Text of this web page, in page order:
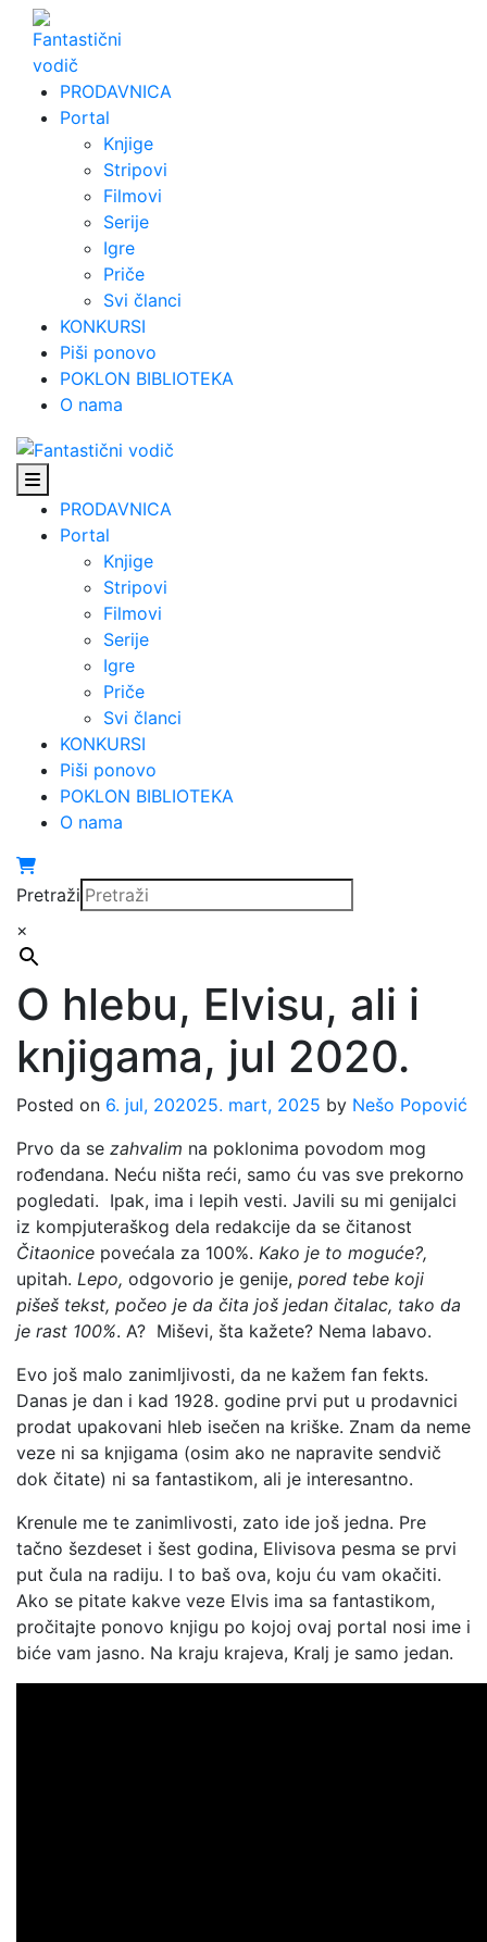
Skip
content
PRODAVNICA
Portal
Knjige
Stripovi
Filmovi
Serije
Igre
Priče
Svi članci
KONKURSI
Piši ponovo
POKLON BIBLIOTEKA
O nama
PRODAVNICA
Portal
Knjige
Stripovi
Filmovi
Serije
Igre
Priče
Svi članci
KONKURSI
Piši ponovo
POKLON BIBLIOTEKA
O nama
Pretraži
×
O hlebu, Elvisu, ali i
knjigama, jul 2020.
Posted on 6. jul, 202025. mart, 2025 by Nešo Popović
Prvo da se zahvalim na poklonima povodom mog
rođendana. Neću ništa reći, samo ću vas sve prekorno
pogledati. Ipak, ima i lepih vesti. Javili su mi genijalci
iz kompjuteraškog dela redakcije da se čitanost
Čitaonice povećala za 100%. Kako je to moguće?,
upitah. Lepo, odgovorio je genije, pored tebe koji
pišeš tekst, počeo je da čita još jedan čitalac, tako da
je rast 100%. A? Miševi, šta kažete? Nema labavo.
Evo još malo zanimljivosti, da ne kažem fan fekts.
Danas je dan i kad 1928. godine prvi put u prodavnici
prodat upakovani hleb isečen na kriške. Znam da neme
veze ni sa knjigama (osim ako ne napravite sendvič
dok čitate) ni sa fantastikom, ali je interesantno.
Krenule me te zanimlivosti, zato ide još jedna. Pre
tačno šezdeset i šest godina, Elivisova pesma se prvi
put čula na radiju. I to baš ova, koju ću vam okačiti.
Ako se pitate kakve veze Elvis ima sa fantastikom,
pročitajte ponovo knjigu po kojoj ovaj portal nosi ime i
biće vam jasno. Na kraju krajeva, Kralj je samo jedan.